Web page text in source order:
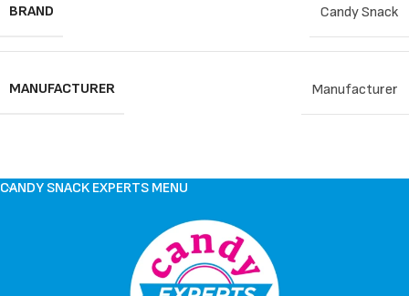
BRAND Candy Snack
MANUFACTURER Manufacturer
CANDY SNACK EXPERTS MENU